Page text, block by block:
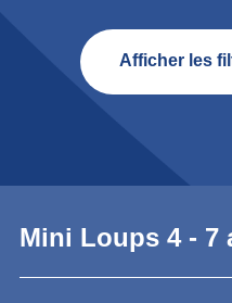
permettent de vivre de
, tandis que les
Nos stages enfants et
complète dans l’univers
activités variées comme
Afficher les
Mini Loups 4 - 7